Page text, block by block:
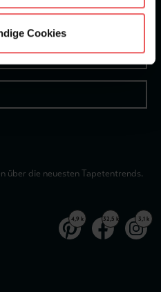
Cookies
über die neuesten Tapetentrends.
4,9 k 32,5 k 3,1 k